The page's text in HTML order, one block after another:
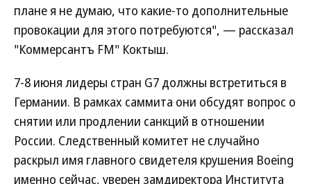
плане я не думаю, что какие-то дополнительные
провокации для этого потребуются", — рассказал
"Коммерсантъ FM" Коктыш.
7-8 июня лидеры стран G7 должны встретиться в
Германии. В рамках саммита они обсудят вопрос о
снятии или продлении санкций в отношении
России. Следственный комитет не случайно
раскрыл имя главного свидетеля крушения Boeing
именно сейчас, уверен замдиректора Института